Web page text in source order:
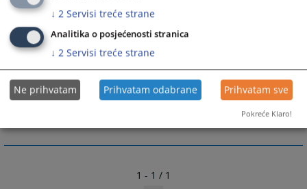
Lista stečajnih masa upisanih u registar je
isključivo informativnog karaktera.
1 - 1 / 1
↓ 2 Servisi treće strane
Analitika o posjećenosti stranica
↓ 2 Servisi treće strane
Ne prihvatam Prihvatam odabrane Prihvatam sve
Pokreće Klaro!